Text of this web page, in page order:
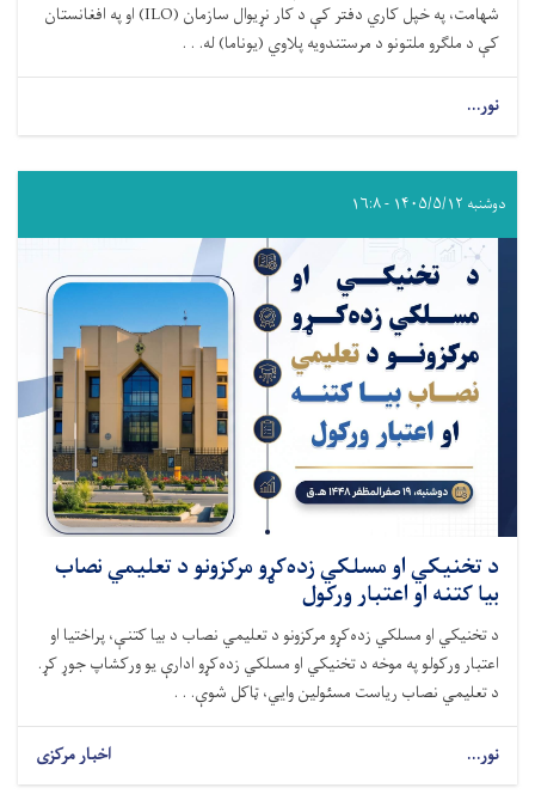
شهامت، په خپل کاري دفتر کې د کار نړیوال سازمان (ILO) او په افغانستان
کې د ملګرو ملتونو د مرستندویه پلاوي (یوناما) له. . .
نور...
دوشنبه ۱۴۰۵/۵/۱۲ - ۱۶:۸
د تخنیکي او مسلکي زده‌کړو مرکزونو د تعلیمي نصاب
بیا کتنه او اعتبار ورکول
د تخنیکي او مسلکي زده‌کړو مرکزونو د تعلیمي نصاب د بیا کتنې، پراختیا او
اعتبار ورکولو په موخه د تخنیکي او مسلکي زده‌کړو ادارې یو ورکشاپ جوړ کړ.
د تعلیمي نصاب ریاست مسئولین وایي، ټاکل شوې. . .
نور... اخبار مرکزی